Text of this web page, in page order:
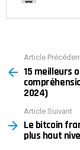
more
Article
15 meilleurs
2024)
Article Suivant
Le bitcoin
plus haut